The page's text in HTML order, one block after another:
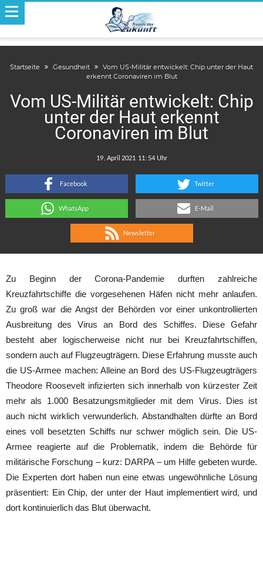
Startseite Gesundheit
Vom US-Militär entwickelt: Chip unter der Haut
erkennt Coronaviren im Blut
Vom US-Militär entwickelt: Chip
unter der Haut erkennt
Coronaviren im Blut
:
Facebook Twitter
WhatsApp E-Mail
Newsletter
Zu Beginn der Corona-Pandemie durften zahlreiche
Kreuzfahrtschiffe die vorgesehenen Häfen nicht mehr anlaufen.
Zu groß war die Angst der Behörden vor einer unkontrollierten
Ausbreitung des Virus an Bord des Schiffes. Diese Gefahr
besteht aber logischerweise nicht nur bei Kreuzfahrtschiffen,
sondern auch auf Flugzeugträgern. Diese Erfahrung musste auch
die US-Armee machen: Alleine an Bord des US-Flugzeugträgers
Theodore Roosevelt infizierten sich innerhalb von kürzester Zeit
mehr als 1.000 Besatzungsmitglieder mit dem Virus. Dies ist
auch nicht wirklich verwunderlich. Abstandhalten dürfte an Bord
eines voll besetzten Schiffs nur schwer möglich sein. Die US-
Armee reagierte auf die Problematik, indem die Behörde für
militärische Forschung – kurz: DARPA – um Hilfe gebeten wurde.
Die Experten dort haben nun eine etwas ungewöhnliche Lösung
präsentiert: Ein Chip, der unter der Haut implementiert wird, und
dort kontinuierlich das Blut überwacht.